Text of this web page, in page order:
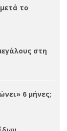
το
στη